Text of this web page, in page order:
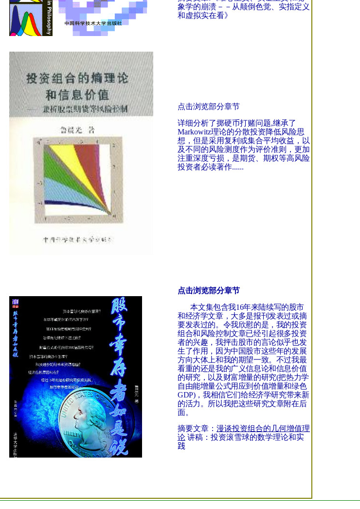
象学的崩溃－－从颠倒色觉、实指定义
和虚拟实在看》
点击浏览部分章节
详细分析了掷硬币打赌问题,继承了
Markowitz理论的分散投资降低风险思
想，但是采用复利或集合平均收益，以
及不同的风险测度作为评价准则，更加
注重深度亏损，是期货、期权等高风险
投资者必读著作......
点击浏览部分章节
本文集包含我16年来陆续写的股市
和经济学文章，大多是报刊发表过或摘
要发表过的。令我欣慰的是，我的投资
组合和风险控制文章已经引起很多投资
者的兴趣，我抨击股市的言论似乎也发
生了作用，因为中国股市这些年的发展
方向大体上和我的期望一致。不过我最
看重的还是我的广义信息论和信息价值
的研究，以及财富增量的研究(把热力学
自由能增量公式用应到价值增量和绿色
GDP)，我相信它们给经济学研究带来新
的活力。所以我把这些研究文章附在后
面。
摘要文章： 漫谈投资组合的几何增值理
论 讲稿： 投资滚雪球的数学理论和实
践